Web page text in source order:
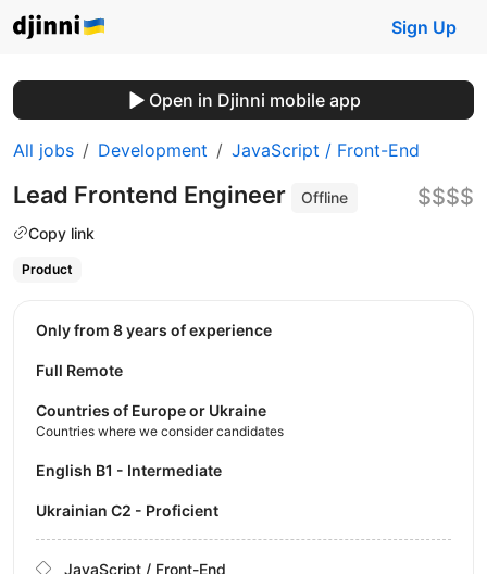
Sign Up
Open in Djinni mobile app
All jobs Development JavaScript / Front-End
Lead Frontend Engineer
Offline
Copy link
$$$$
Product
Only from 8 years of experience
Full Remote
Countries of Europe or Ukraine
Countries where we consider candidates
English B1 - Intermediate
Ukrainian C2 - Proficient
JavaScript / Front-End